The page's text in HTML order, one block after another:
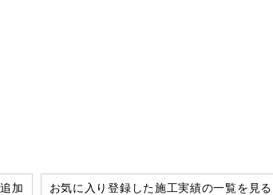
加 お気に入り登録した施工実績の一覧を見る